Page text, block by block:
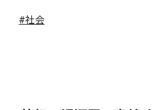
#社会